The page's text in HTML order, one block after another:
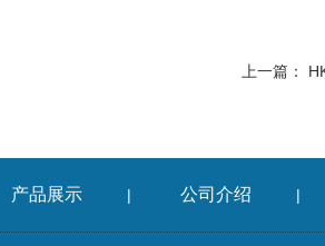
上一篇：
产品展示 | 公司介绍 |